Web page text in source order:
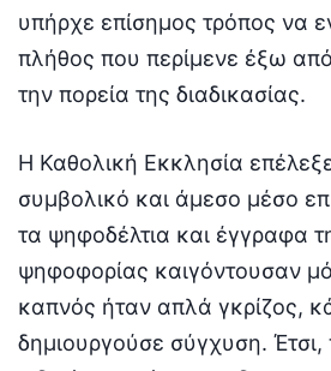
υπήρχε επίσημος τρόπος να
πλήθος που περίμενε έξω
την πορεία της διαδικασίας.
Η Καθολική Εκκλησία
συμβολικό και άμεσο μέσο
τα ψηφοδέλτια και έγγραφα
ψηφοφορίας καιγόντουσαν
καπνός ήταν απλά γκρίζος,
δημιουργούσε σύγχυση.